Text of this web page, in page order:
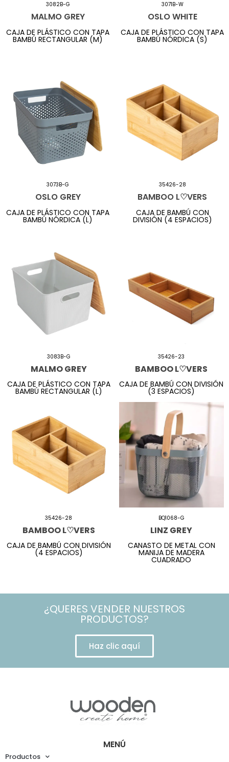
3082B-G
MALMO GREY
CAJA DE PLÁSTICO CON TAPA
BAMBÚ RECTANGULAR (M)
3071B-W
OSLO WHITE
CAJA DE PLÁSTICO CON TAPA
BAMBÚ NÓRDICA (S)
3073B-G
OSLO GREY
CAJA DE PLÁSTICO CON TAPA
BAMBÚ NÓRDICA (L)
35426-28
BAMBOO L♡VERS
CAJA DE BAMBÚ CON
DIVISIÓN (4 ESPACIOS)
3083B-G
MALMO GREY
CAJA DE PLÁSTICO CON TAPA
BAMBÚ RECTANGULAR (L)
35426-23
BAMBOO L♡VERS
CAJA DE BAMBÚ CON DIVISIÓN
(3 ESPACIOS)
35426-28
BAMBOO L♡VERS
CAJA DE BAMBÚ CON DIVISIÓN
(4 ESPACIOS)
BQ1068-G
LINZ GREY
CANASTO DE METAL CON
MANIJA DE MADERA
CUADRADO
¿QUERES VENDER NUESTROS
PRODUCTOS?
Haz clic aquí
MENÚ
Productos